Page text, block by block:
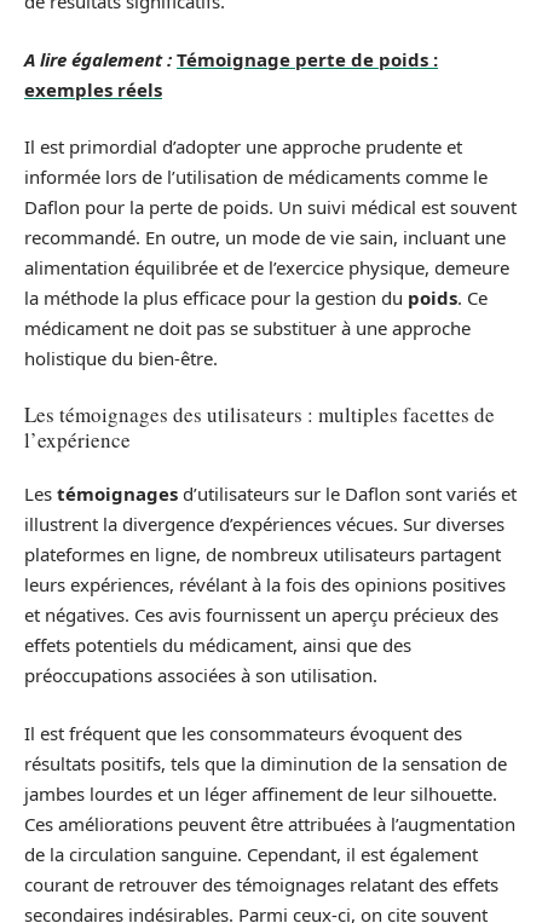
A lire également : Témoignage perte de poids :
exemples réels
Il est primordial d’adopter une approche prudente et
informée lors de l’utilisation de médicaments comme le
Daflon pour la perte de poids. Un suivi médical est souvent
recommandé. En outre, un mode de vie sain, incluant une
alimentation équilibrée et de l’exercice physique, demeure
la méthode la plus efficace pour la gestion du poids. Ce
médicament ne doit pas se substituer à une approche
holistique du bien-être.
Les témoignages des utilisateurs : multiples facettes de
l’expérience
Les témoignages d’utilisateurs sur le Daflon sont variés et
illustrent la divergence d’expériences vécues. Sur diverses
plateformes en ligne, de nombreux utilisateurs partagent
leurs expériences, révélant à la fois des opinions positives
et négatives. Ces avis fournissent un aperçu précieux des
effets potentiels du médicament, ainsi que des
préoccupations associées à son utilisation.
Il est fréquent que les consommateurs évoquent des
résultats positifs, tels que la diminution de la sensation de
jambes lourdes et un léger affinement de leur silhouette.
Ces améliorations peuvent être attribuées à l’augmentation
de la circulation sanguine. Cependant, il est également
courant de retrouver des témoignages relatant des effets
secondaires indésirables. Parmi ceux-ci, on cite souvent